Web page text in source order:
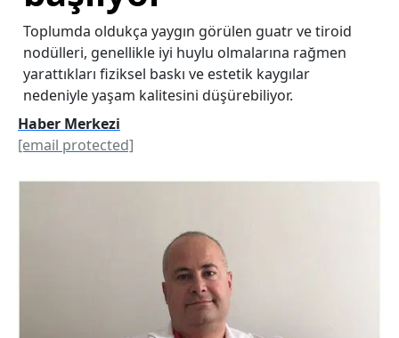
Toplumda oldukça yaygın görülen guatr ve tiroid
nodülleri, genellikle iyi huylu olmalarına rağmen
yarattıkları fiziksel baskı ve estetik kaygılar
nedeniyle yaşam kalitesini düşürebiliyor.
Haber Merkezi
[email protected]